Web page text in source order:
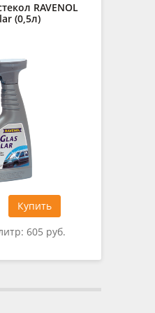
RAVENOL
(0,5л)
Купить
605 руб.